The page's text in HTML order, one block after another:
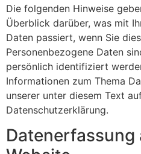
Die folgenden Hinweise
Überblick darüber, was mit
Daten passiert, wenn Sie
Personenbezogene Daten
persönlich identifiziert
Informationen zum Thema
unserer unter diesem Text
Datenschutzerklärung.
Datenerfassung